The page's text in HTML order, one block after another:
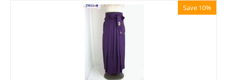
Save 10%